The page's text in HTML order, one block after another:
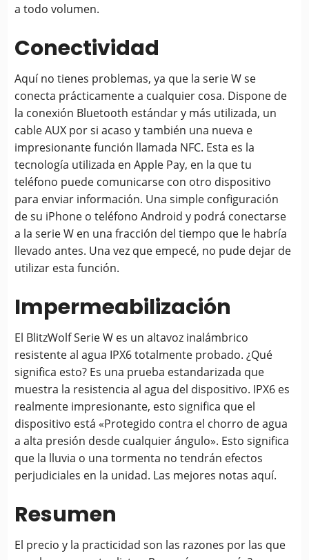
a todo volumen.
Conectividad
Aquí no tienes problemas, ya que la serie W se
conecta prácticamente a cualquier cosa. Dispone de
la conexión Bluetooth estándar y más utilizada, un
cable AUX por si acaso y también una nueva e
impresionante función llamada NFC. Esta es la
tecnología utilizada en Apple Pay, en la que tu
teléfono puede comunicarse con otro dispositivo
para enviar información. Una simple configuración
de su iPhone o teléfono Android y podrá conectarse
a la serie W en una fracción del tiempo que le habría
llevado antes. Una vez que empecé, no pude dejar de
utilizar esta función.
Impermeabilización
El BlitzWolf Serie W es un altavoz inalámbrico
resistente al agua IPX6 totalmente probado. ¿Qué
significa esto? Es una prueba estandarizada que
muestra la resistencia al agua del dispositivo. IPX6 es
realmente impresionante, esto significa que el
dispositivo está «Protegido contra el chorro de agua
a alta presión desde cualquier ángulo». Esto significa
que la lluvia o una tormenta no tendrán efectos
perjudiciales en la unidad. Las mejores notas aquí.
Resumen
El precio y la practicidad son las razones por las que